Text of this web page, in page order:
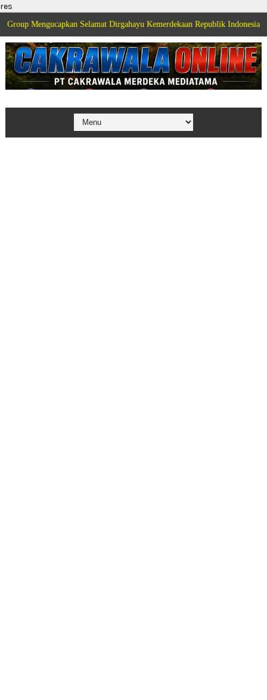
res
Selamat Dirgahayu Kemerdekaan Republik Indonesia ke 81